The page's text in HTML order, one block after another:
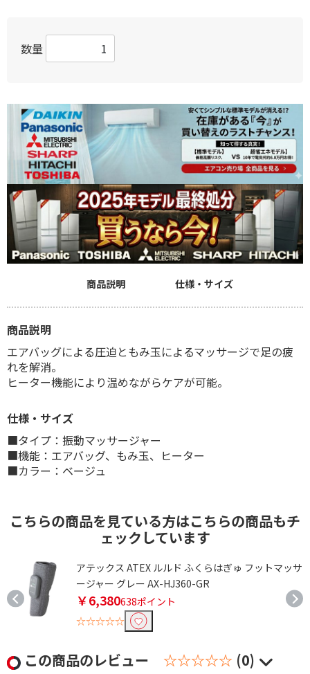
数量
商品説明 仕様・サイズ
商品説明
エアバッグによる圧迫ともみ玉によるマッサージで足の疲
れを解消。
ヒーター機能により温めながらケアが可能。
仕様・サイズ
■タイプ：振動マッサージャー
■機能：エアバッグ、もみ玉、ヒーター
■カラー：ベージュ
こちらの商品を見ている方はこちらの商品もチ
ェックしています
アテックス ATEX ルルド ふくらはぎゅ フットマッサ
ージャー グレー AX-HJ360-GR
￥6,380638ポイント
☆☆☆☆☆
この商品のレビュー ☆☆☆☆☆ (0)